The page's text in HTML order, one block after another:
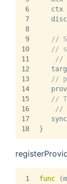
6
7
8
9
10
11
12
13
14
15
16
17
18
ctx
//
//
//
//
//
//
}
1
func